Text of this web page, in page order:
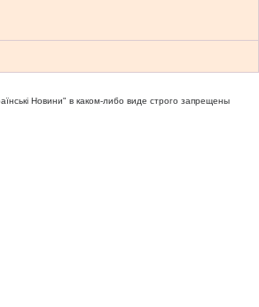
Новини" в каком-либо виде строго запрещены